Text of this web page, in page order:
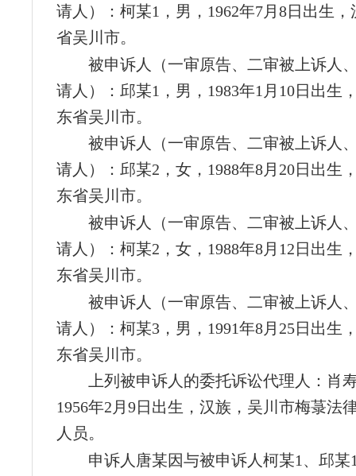
请人）：柯某1，男，1962年7月8日出生
省吴川市。
被申诉人（一审原告、二审被上诉人
请人）：邱某1，男，1983年1月10日出生
东省吴川市。
被申诉人（一审原告、二审被上诉人
请人）：邱某2，女，1988年8月20日出生
东省吴川市。
被申诉人（一审原告、二审被上诉人
请人）：柯某2，女，1988年8月12日出生
东省吴川市。
被申诉人（一审原告、二审被上诉人
请人）：柯某3，男，1991年8月25日出生
东省吴川市。
上列被申诉人的委托诉讼代理人：肖
1956年2月9日出生，汉族，吴川市梅菉法
人员。
申诉人唐某因与被申诉人柯某1、邱某